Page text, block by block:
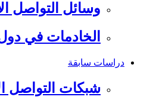
وسائل التواصل
الخادمات في دول
دراسات سابقة
شبكات التواصل الاجتماعي : 5 دراسات